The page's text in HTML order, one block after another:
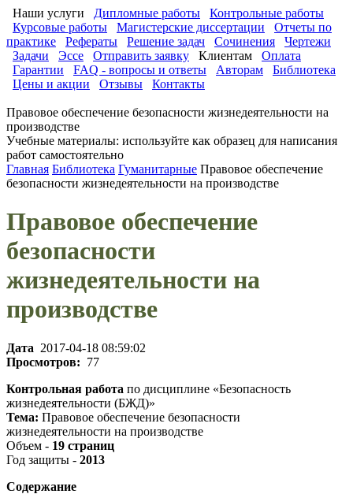
Наши услуги Дипломные работы
Контрольные работы
Курсовые работы
Магистерские диссертации
Отчеты по
практике
Рефераты Решение задач Сочинения
Чертежи
Задачи
Эссе Отправить заявку Клиентам
Оплата
Гарантии
FAQ - вопросы и ответы Авторам
Библиотека
Цены и акции
Отзывы Контакты
Правовое обеспечение безопасности жизнедеятельности на
производстве
Учебные материалы: используйте как образец для написания
работ самостоятельно
Главная Библиотека Гуманитарные Правовое обеспечение
безопасности жизнедеятельности на производстве
Правовое обеспечение
безопасности
жизнедеятельности на
производстве
Дата 2017-04-18 08:59:02
Просмотров: 77
Контрольная работа по дисциплине «Безопасность
жизнедеятельности (БЖД)»
Тема: Правовое обеспечение безопасности
жизнедеятельности на производстве
Объем - 19 страниц
Год защиты - 2013
Содержание